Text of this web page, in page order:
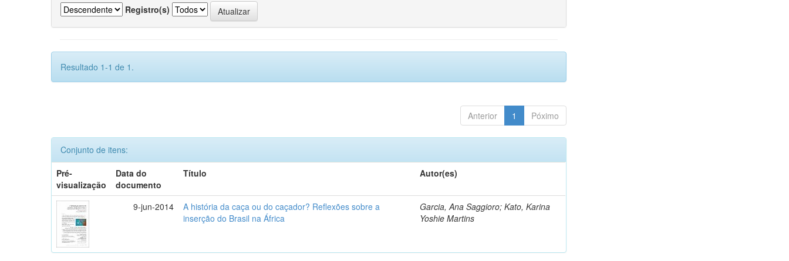
Registro(s)
Resultado 1-1 de 1.
Anterior 1 Póximo
Conjunto de itens:
Pré-
visualização
Data do
documento
Título Autor(es)
9-jun-2014
A história da caça ou do caçador? Reflexões sobre a
inserção do Brasil na África
Garcia, Ana Saggioro; Kato, Karina
Yoshie Martins